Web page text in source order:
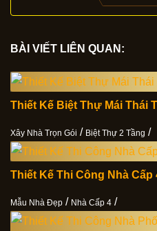
BÀI VIẾT LIÊN QUAN:
Thiết Kế Biệt Thự Mái Thái
Xây Nhà Trọn Gói / Biệt Thự 2 Tầng /
Thiết Kế Thi Công Nhà Cấp
Mẫu Nhà Đẹp / Nhà Cấp 4 /